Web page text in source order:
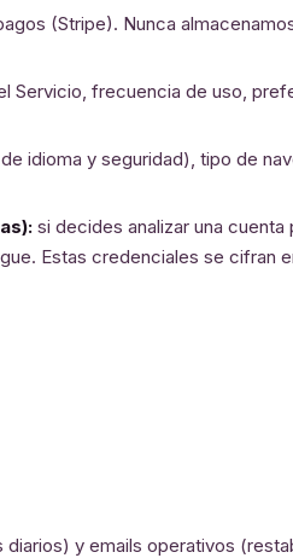
(Stripe). Nunca
Servicio, frecuencia de uso,
idioma y seguridad), tipo de
si decides analizar una cuenta
Estas credenciales se cifran
y emails operativos